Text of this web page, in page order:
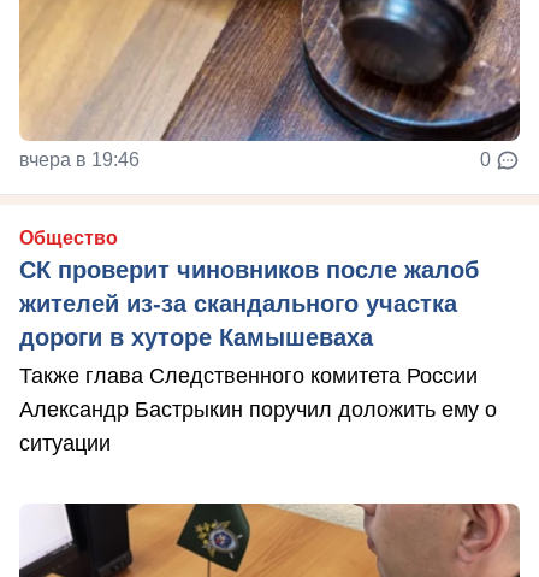
вчера в 19:46 0
Общество
СК проверит чиновников после жалоб
жителей из-за скандального участка
дороги в хуторе Камышеваха
Также глава Следственного комитета России
Александр Бастрыкин поручил доложить ему о
ситуации